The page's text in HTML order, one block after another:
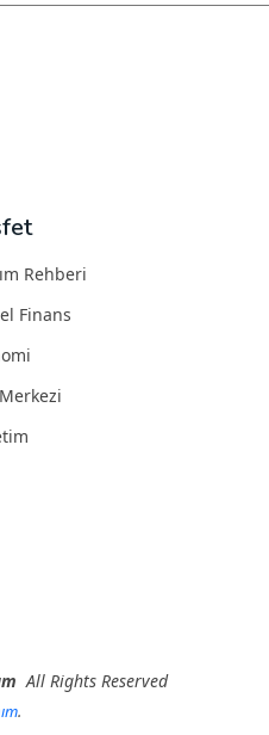
Rehberi
Finans
All Rights Reserved
.